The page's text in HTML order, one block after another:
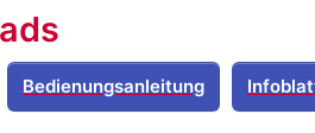
Bedienungsanleitung